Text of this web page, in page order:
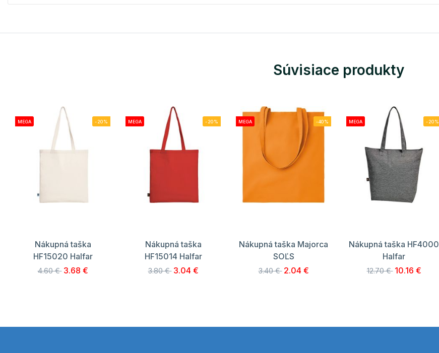
Súvisiace produkty
MEGA -20%
Nákupná taška
HF15020 Halfar
4.60 € 3.68 €
MEGA -20%
Nákupná taška
HF15014 Halfar
3.80 € 3.04 €
MEGA -40%
Nákupná taška Majorca
SOĽS
3.40 € 2.04 €
MEGA -20%
Nákupná taška HF4000
Halfar
12.70 € 10.16 €